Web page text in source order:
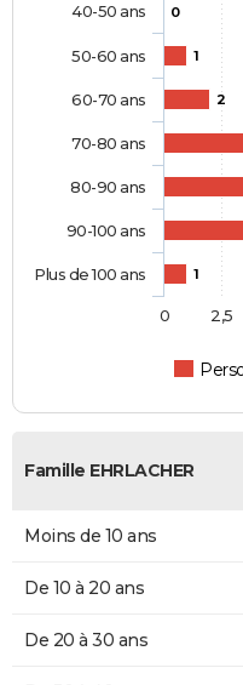
0
1
2
1
40-50 ans
50-60 ans
60-70 ans
70-80 ans
80-90 ans
90-100 ans
Plus de 100 ans
0 2,5
Famille EHRLACHER
Moins de 10 ans
De 10 à 20 ans
De 20 à 30 ans